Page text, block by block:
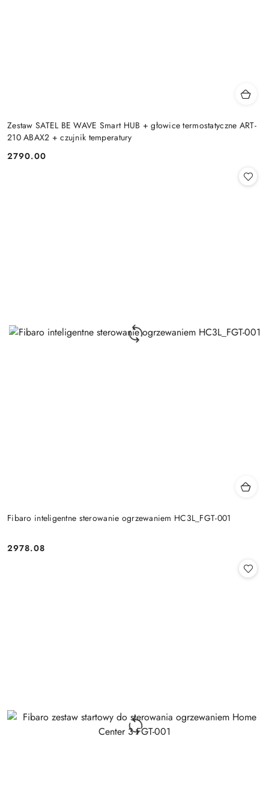
Zestaw SATEL BE WAVE Smart HUB + głowice termostatyczne ART-
210 ABAX2 + czujnik temperatury
Cena:
2790.00
Fibaro inteligentne sterowanie ogrzewaniem HC3L_FGT-001
Cena:
2978.08